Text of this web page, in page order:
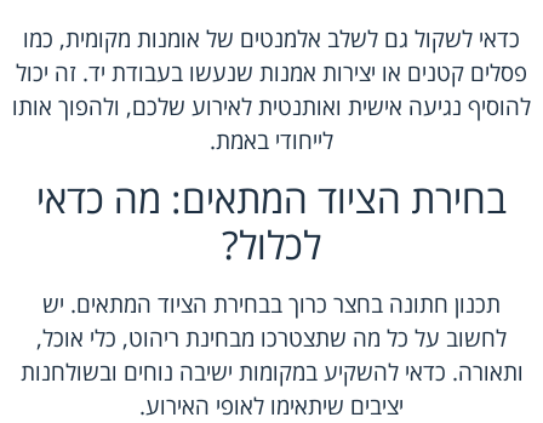
כדאי לשקול גם לשלב אלמנטים של אומנות מקומית, כמו
פסלים קטנים או יצירות אמנות שנעשו בעבודת יד. זה יכול
להוסיף נגיעה אישית ואותנטית לאירוע שלכם, ולהפוך אותו
לייחודי באמת.
בחירת הציוד המתאים: מה כדאי
לכלול?
תכנון חתונה בחצר כרוך בבחירת הציוד המתאים. יש
לחשוב על כל מה שתצטרכו מבחינת ריהוט, כלי אוכל,
ותאורה. כדאי להשקיע במקומות ישיבה נוחים ובשולחנות
יציבים שיתאימו לאופי האירוע.